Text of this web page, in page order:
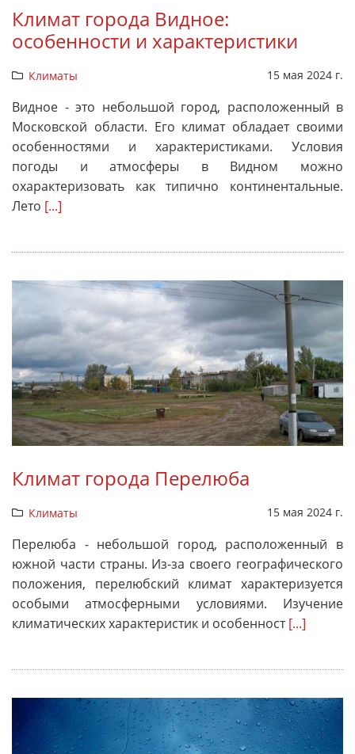
Климат города Видное:
особенности и характеристики
Климаты 15 мая 2024 г.
Видное - это небольшой город, расположенный в
Московской области. Его климат обладает своими
особенностями и характеристиками. Условия
погоды и атмосферы в Видном можно
охарактеризовать как типично континентальные.
Лето [...]
Климат города Перелюба
Климаты 15 мая 2024 г.
Перелюба - небольшой город, расположенный в
южной части страны. Из-за своего географического
положения, перелюбский климат характеризуется
особыми атмосферными условиями. Изучение
климатических характеристик и особенност[...]